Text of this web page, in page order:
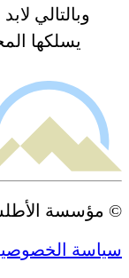
وبالتالي
يسلكها
مؤسسة الأطلس
الخصوصية